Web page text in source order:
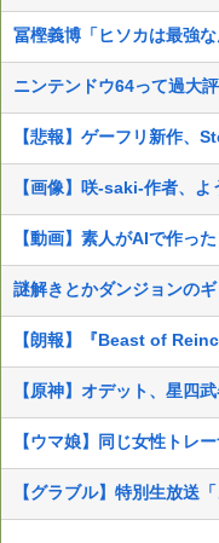
ニンテンドウ64って過大
【画像】咲-saki-作者、
謎解きとかダンジョンの
【朗報】『Beast of
【原神】オデット、星四